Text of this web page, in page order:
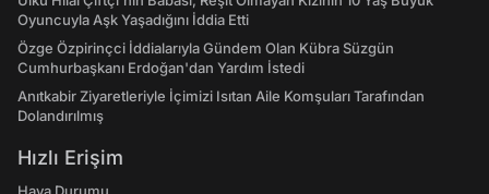
Oyuncuyla Aşk Yaşadığını İddia Etti
Özge Özpirinçci İddialarıyla Gündem Olan Kübra Süzgün
Cumhurbaşkanı Erdoğan'dan Yardım İstedi
Anıtkabir Ziyaretleriyle İçimizi Isıtan Aile Komşuları Tarafından
Dolandırılmış
Hızlı Erişim